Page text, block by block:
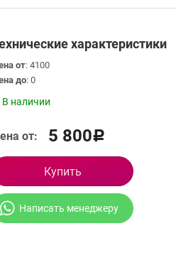
характеристики
от: 4100
до: 0
В наличии
от: 5 800Р
Купить
Написать менеджеру